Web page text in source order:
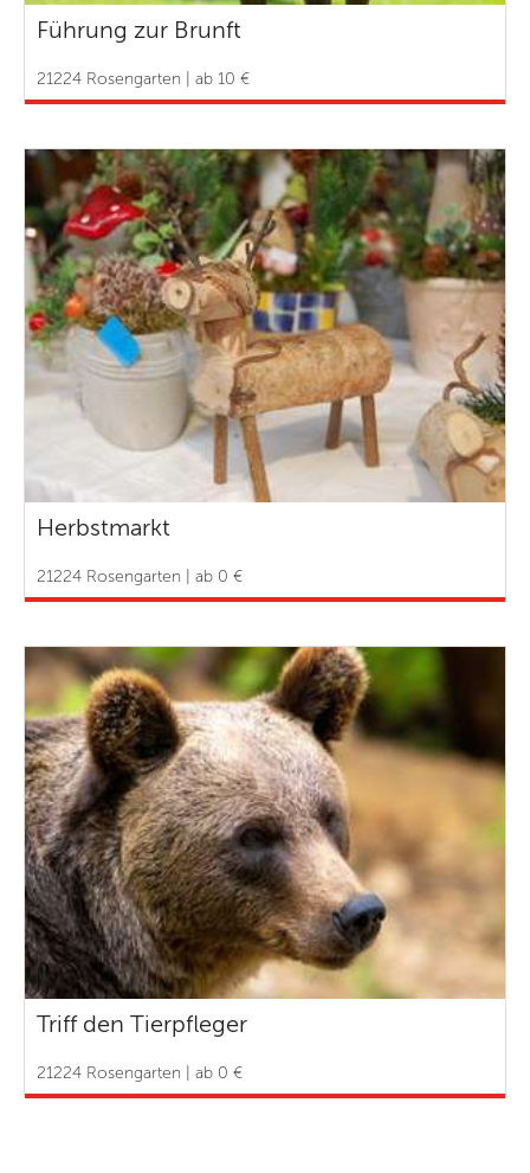
Führung zur Brunft
21224 Rosengarten | ab 10 €
Herbstmarkt
21224 Rosengarten | ab 0 €
Triff den Tierpfleger
21224 Rosengarten | ab 0 €